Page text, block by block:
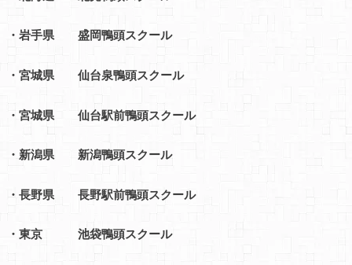
・岩手県 盛岡鴨頭スクール
・宮城県 仙台泉鴨頭スクール
・宮城県 仙台駅前鴨頭スクール
・新潟県 新潟鴨頭スクール
・長野県 長野駅前鴨頭スクール
・東京 池袋鴨頭スクール